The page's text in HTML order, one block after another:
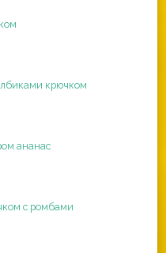
крючком
ананас
с ромбами